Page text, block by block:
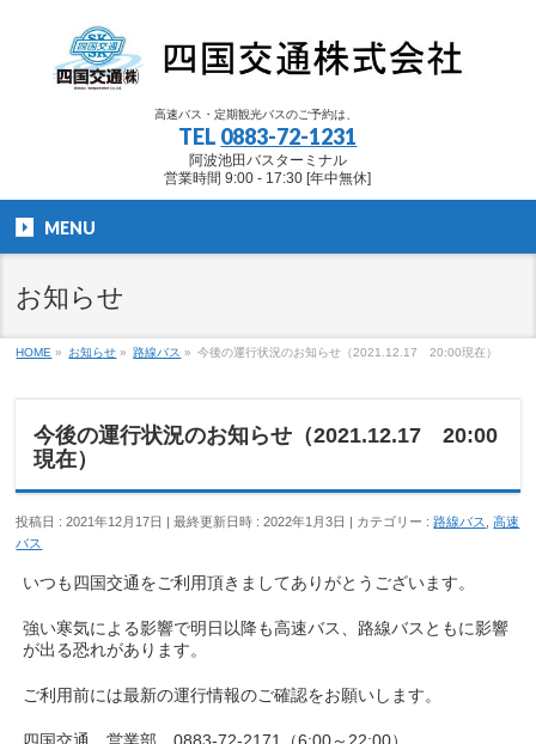
高速バス・定期観光バスのご予約は、
TEL 0883-72-1231
阿波池田バスターミナル
営業時間 9:00 - 17:30 [年中無休]
MENU
お知らせ
HOME » お知らせ » 路線バス » 今後の運行状況のお知らせ（2021.12.17 20:00現在）
今後の運行状況のお知らせ（2021.12.17 20:00
現在）
投稿日 : 2021年12月17日 最終更新日時 : 2022年1月3日 カテゴリー :路線バス ,高速
バス
いつも四国交通をご利用頂きましてありがとうございます。
強い寒気による影響で明日以降も高速バス、路線バスともに影響
が出る恐れがあります。
ご利用前には最新の運行情報のご確認をお願いします。